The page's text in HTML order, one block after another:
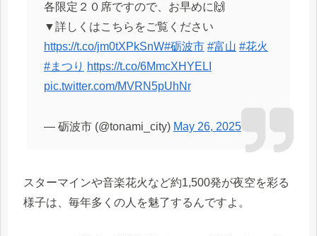
各限定２０席ですので、お早めに🙌
▼詳しくはこちらをご覧ください
https://t.co/jm0tXPkSnW#砺波市 #富山 #花火
#まつり https://t.co/6MmcXHYELI
pic.twitter.com/MVRN5pUhNr
— 砺波市 (@tonami_city) May 26, 2025
スターマインや音楽花火など約1,500発が夜空を彩る
様子は、毎年多くの人を魅了するんですよ。